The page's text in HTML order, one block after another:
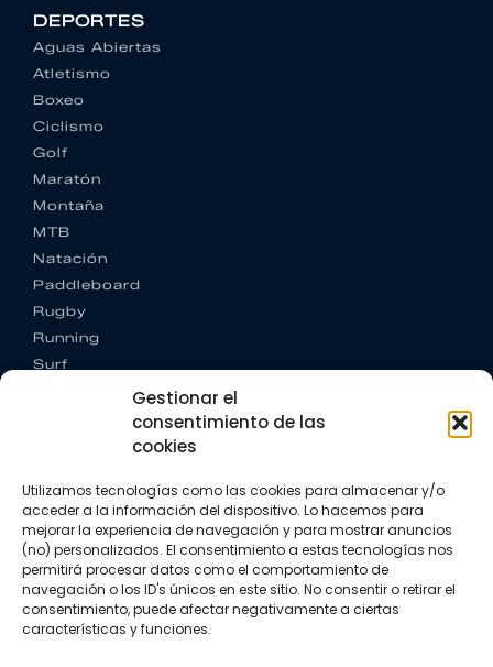
Gestionar el
consentimiento de las
cookies
Utilizamos tecnologías como las cookies para almacenar y/o
acceder a la información del dispositivo. Lo hacemos para
mejorar la experiencia de navegación y para mostrar anuncios
(no) personalizados. El consentimiento a estas tecnologías nos
permitirá procesar datos como el comportamiento de
navegación o los ID's únicos en este sitio. No consentir o retirar el
consentimiento, puede afectar negativamente a ciertas
características y funciones.
DEPORTES
Aguas Abiertas
Atletismo
Boxeo
Ciclismo
Golf
Maratón
Montaña
MTB
Natación
Paddleboard
Rugby
Running
Surf
Trail running
+34 922 303 191
+34 662 342 177
info@vkssport.com
SÍGUENOS